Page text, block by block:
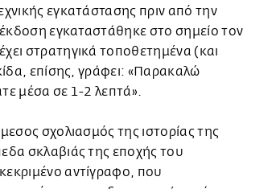
εγκατάστασης πριν από την
εγκαταστάθηκε στο σημείο τον
στρατηγικά τοποθετημένα (και
επίσης, γράφει: «Παρακαλώ
μέσα σε 1-2 λεπτά».
σχολιασμός της ιστορίας της
σκλαβιάς της εποχής του
αντίγραφο, που